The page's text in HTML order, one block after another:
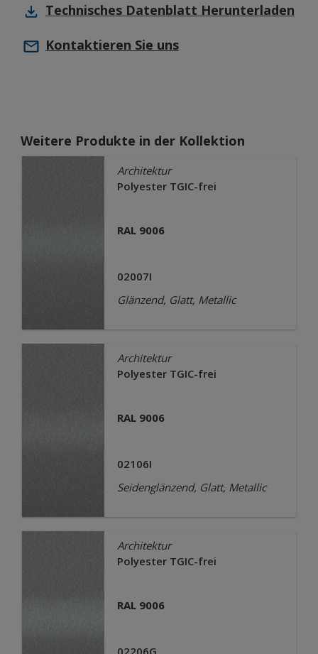
Technisches Datenblatt Herunterladen
Kontaktieren Sie uns
Weitere Produkte in der Kollektion
Architektur
Polyester TGIC-frei
RAL 9006
02007I
Glänzend, Glatt, Metallic
Architektur
Polyester TGIC-frei
RAL 9006
02106I
Seidenglänzend, Glatt, Metallic
Architektur
Polyester TGIC-frei
RAL 9006